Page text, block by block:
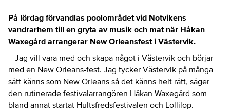
På lördag förvandlas poolområdet vid Notvikens
vandrarhem till en gryta av musik och mat när Håkan
Waxegård arrangerar New Orleansfest i Västervik.
– Jag vill vara med och skapa något i Västervik och börjar
med en New Orleans-fest. Jag tycker Västervik på många
sätt känns som New Orleans så det känns helt rätt, säger
den rutinerade festivalarrangören Håkan Waxegård som
bland annat startat Hultsfredsfestivalen och Lollilop.